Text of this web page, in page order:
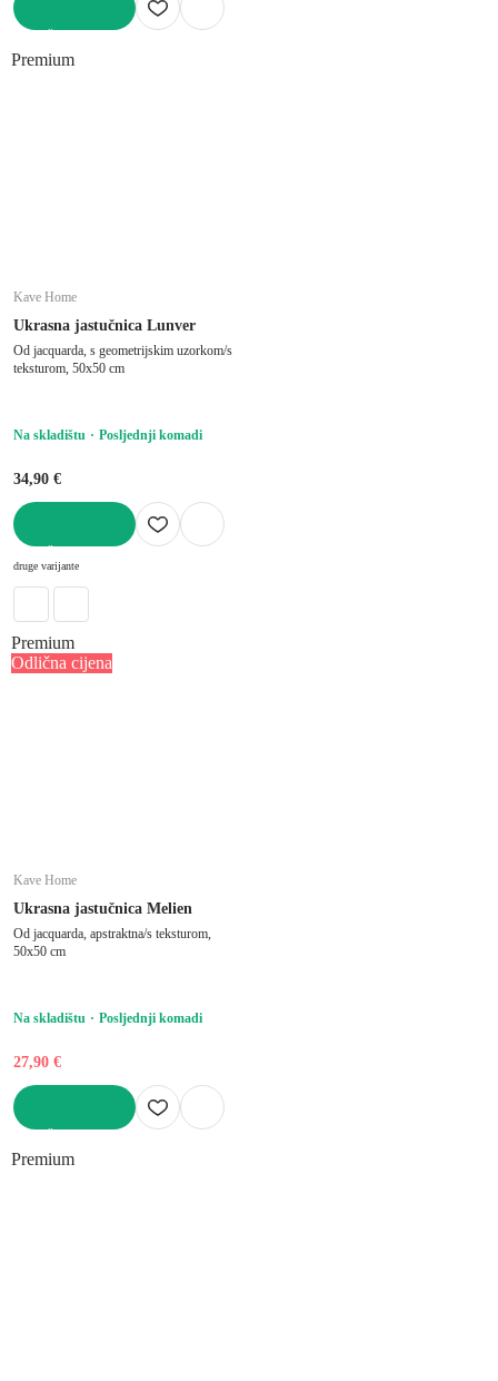
Premium
Kave Home
Ukrasna jastučnica Lunver
Od jacquarda, s geometrijskim uzorkom/s
teksturom, 50x50 cm
Na skladištu Posljednji komadi
34,90 €
druge varijante
Premium
Odlična cijena
Kave Home
Ukrasna jastučnica Melien
Od jacquarda, apstraktna/s teksturom,
50x50 cm
Na skladištu Posljednji komadi
27,90 €
Premium